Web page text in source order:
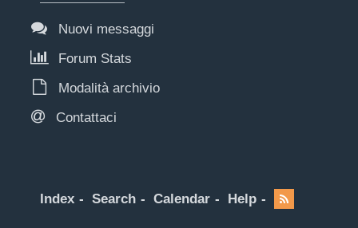
Nuovi messaggi
Forum Stats
Modalità archivio
Contattaci
Index Search Calendar Help